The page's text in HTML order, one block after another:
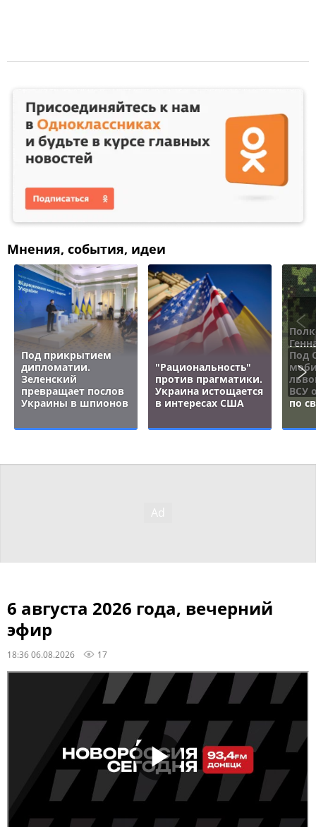
Мнения, события, идеи
Под прикрытием
дипломатии.
Зеленский
превращает послов
Украины в шпионов
"Рациональность"
против прагматики.
Украина истощается
в интересах США
Под
ВСУ
по
6 августа 2026 года, вечерний
эфир
18:36 06.08.2026 17